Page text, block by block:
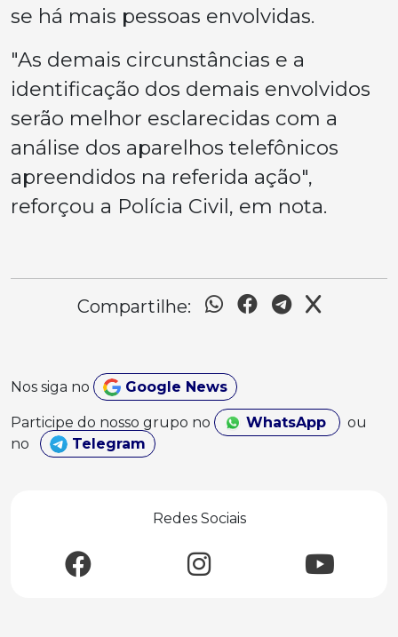
se há mais pessoas envolvidas.
"As demais circunstâncias e a
identificação dos demais envolvidos
serão melhor esclarecidas com a
análise dos aparelhos telefônicos
apreendidos na referida ação",
reforçou a Polícia Civil, em nota.
Compartilhe:
Nos siga no Google News
Participe do nosso grupo no WhatsApp
ou
no
Telegram
Redes Sociais